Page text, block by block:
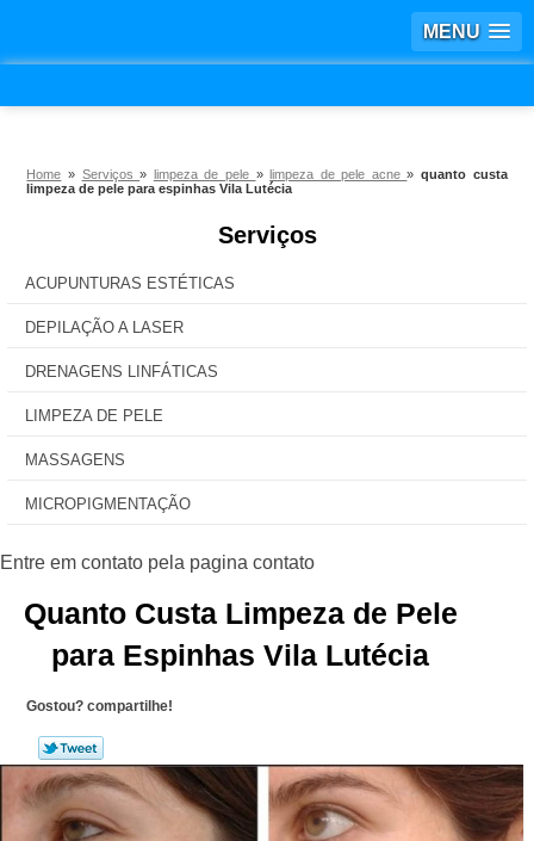
MENU
Home » Serviços» limpeza de pele »limpeza de pele acne»quanto custa
limpeza de pele para espinhas Vila Lutécia
Serviços
ACUPUNTURAS ESTÉTICAS
DEPILAÇÃO A LASER
DRENAGENS LINFÁTICAS
LIMPEZA DE PELE
MASSAGENS
MICROPIGMENTAÇÃO
Quanto Custa Limpeza de Pele
para Espinhas Vila Lutécia
Gostou? compartilhe!